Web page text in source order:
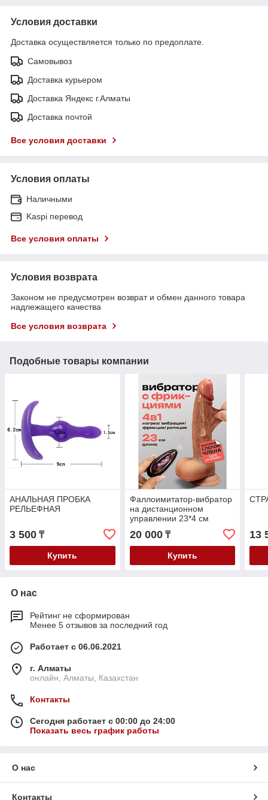
Условия доставки
Доставка осуществляется только по предоплате.
Самовывоз
Доставка курьером
Доставка Яндекс г.Алматы
Доставка почтой
Все условия доставки
Условия оплаты
Наличными
Kaspi перевод
Все условия оплаты
Условия возврата
Законом не предусмотрен возврат и обмен данного товара
надлежащего качества
Все условия возврата
Подобные товары компании
АНАЛЬНАЯ ПРОБКА
РЕЛЬЕФНАЯ
3 500 ₸
Купить
Фаллоимитатор-вибратор
на дистанционном
управлении 23*4 см
20 000₸
Купить
13
О нас
Рейтинг не сформирован
Менее 5 отзывов за последний год
Работает с 06.06.2021
г. Алматы
онлайн, Алматы, Казахстан
Контакты
Сегодня работает с 00:00 до 24:00
Показать весь график работы
О нас
Контакты